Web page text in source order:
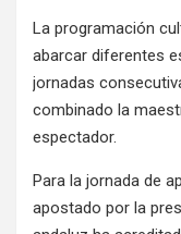
La programación
abarcar diferentes
jornadas
combinado la
espectador.
Para la jornada de
apostado por la